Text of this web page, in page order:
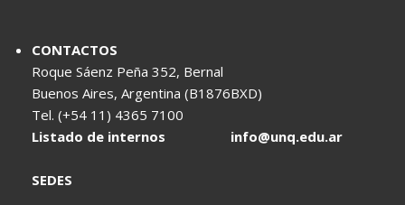
CONTACTOS
Roque Sáenz Peña 352, Bernal
Buenos Aires, Argentina (B1876BXD)
Tel. (+54 11) 4365 7100
Listado de internos
info@unq.edu.ar
SEDES